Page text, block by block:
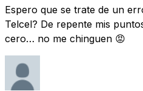
Espero que se trate de un
Telcel? De repente mis
cero… no me chinguen 😡